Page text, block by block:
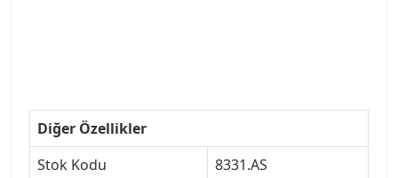
Diğer Özellikler
Stok Kodu
8331.AS